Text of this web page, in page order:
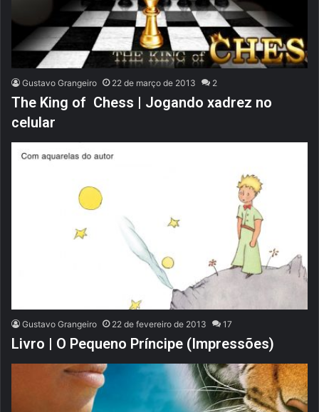
Gustavo Grangeiro 22 de março de 2013 2
The King of Chess | Jogando xadrez no
celular
Gustavo Grangeiro 22 de fevereiro de 2013 17
Livro | O Pequeno Príncipe (Impressões)